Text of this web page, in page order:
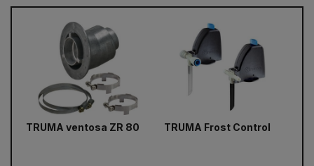
TRUMA ventosa ZR 80 TRUMA Frost Control